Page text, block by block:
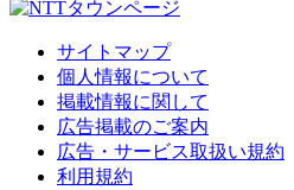
サイトマップ
個人情報について
掲載情報に関して
広告掲載のご案内
広告・サービス取扱い規約
利用規約